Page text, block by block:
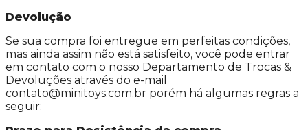
Devolução
Se sua compra foi entregue em perfeitas condições,
mas ainda assim não está satisfeito, você pode entrar
em contato com o nosso Departamento de Trocas &
Devoluções através do e-mail
contato@minitoys.com.br porém há algumas regras a
seguir: